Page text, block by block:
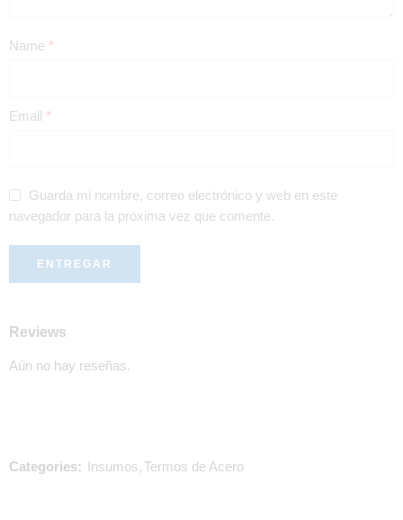
Name *
Email *
Guarda mi nombre, correo electrónico y web en este
navegador para la próxima vez que comente.
Reviews
Aún no hay reseñas.
Categories: Insumos,Termos de Acero